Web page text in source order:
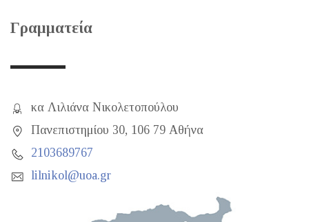
Γραμματεία
κα Λιλιάνα Νικολετοπούλου
Πανεπιστημίου 30, 106 79 Αθήνα
2103689767
lilnikol@uoa.gr